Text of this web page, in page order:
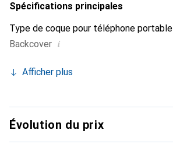
Spécifications principales
Type de coque pour téléphone portable
Backcover i
Afficher plus
Évolution du prix